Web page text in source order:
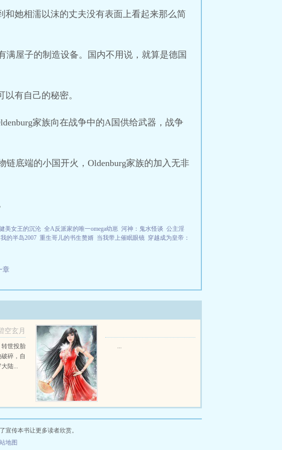
和她相濡以沫的丈夫没有表面上看起来那么简
屋子的制造设备。国内不用说，就算是德国
有自己的秘密。
家族向在战争中的A国供给武器，战争
底端的小国开火，Oldenburg家族的加入无非
美女王的沉沦 全A反派家的唯一omega幼崽 河神：鬼水怪谈 公主淫
我的半岛2007 重生哥儿的书生赘婿 当我带上催眠眼镜 穿越成为皇帝：
章
空玄月
世投胎
碎，自
陆...
...
宣传本书让更多读者欣赏。
地图